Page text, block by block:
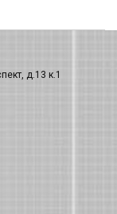
д.13 к.1